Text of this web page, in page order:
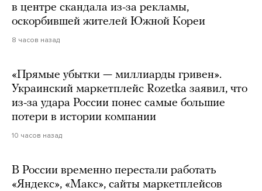
в центре скандала из-за рекламы,
оскорбившей жителей Южной Кореи
8 часов назад
«Прямые убытки — миллиарды гривен».
Украинский маркетплейс Rozetka заявил, что
из-за удара России понес самые большие
потери в истории компании
10 часов назад
В России временно перестали работать
«Яндекс», «Макс», сайты маркетплейсов